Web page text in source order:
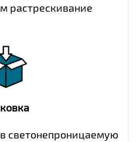
растрескивание
светонепроницаемую